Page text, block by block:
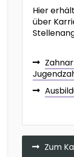
Hier
über
Zum